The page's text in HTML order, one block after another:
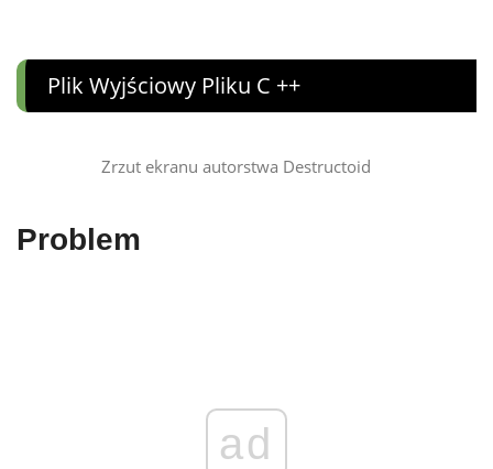
Plik Wyjściowy Pliku C ++
Zrzut ekranu autorstwa Destructoid
Problem
ad